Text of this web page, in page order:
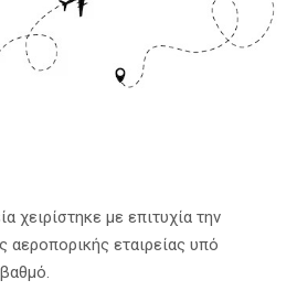
χειρίστηκε με επιτυχία την
εταιρείας υπό